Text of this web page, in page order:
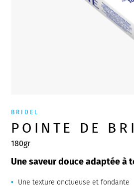
BRIDEL
POINTE DE
180gr
Une saveur douce adaptée à
Une texture onctueuse et fondante